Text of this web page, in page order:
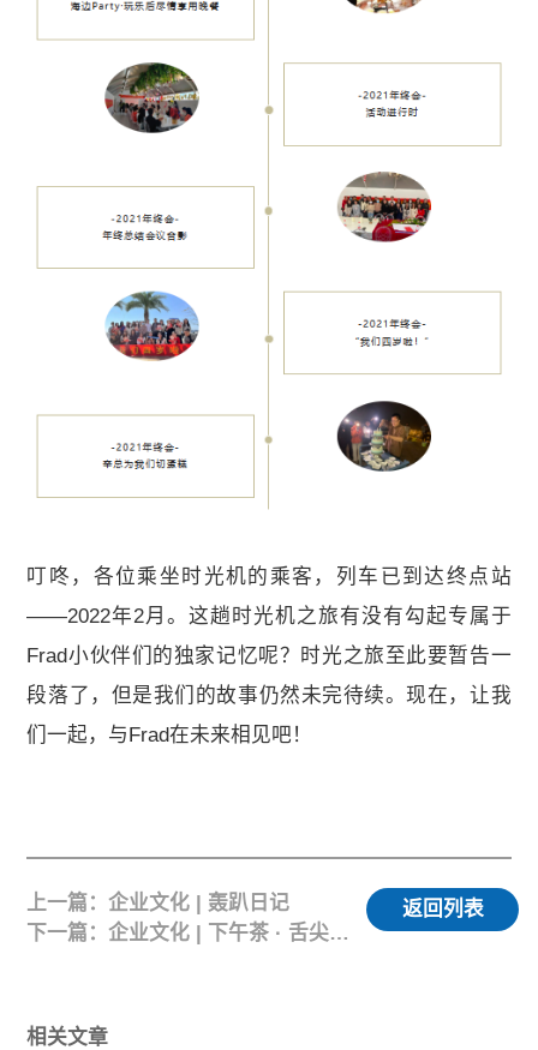
叮咚，各位乘坐时光机的乘客，列车已到达终点站
——2022年2月。这趟时光机之旅有没有勾起专属于
Frad小伙伴们的独家记忆呢？时光之旅至此要暂告一
段落了，但是我们的故事仍然未完待续。现在，让我
们一起，与Frad在未来相见吧！
上一篇：企业文化 | 轰趴日记
下一篇：企业文化 | 下午茶 · 舌尖上的Frad
返回列表
相关文章